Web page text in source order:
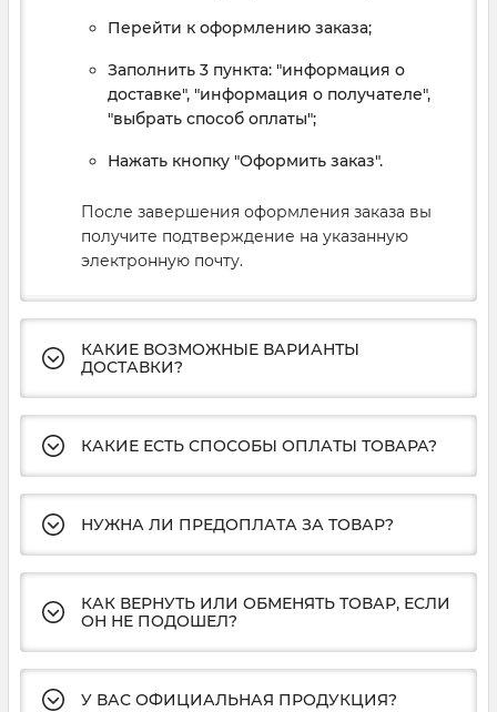
Перейти к оформлению заказа;
Заполнить 3 пункта: "информация о
доставке", "информация о получателе",
"выбрать способ оплаты";
Нажать кнопку "Оформить заказ".
После завершения оформления заказа вы
получите подтверждение на указанную
электронную почту.
КАКИЕ ВОЗМОЖНЫЕ ВАРИАНТЫ
ДОСТАВКИ?
КАКИЕ ЕСТЬ СПОСОБЫ ОПЛАТЫ ТОВАРА?
НУЖНА ЛИ ПРЕДОПЛАТА ЗА ТОВАР?
КАК ВЕРНУТЬ ИЛИ ОБМЕНЯТЬ ТОВАР, ЕСЛИ
ОН НЕ ПОДОШЕЛ?
У ВАС ОФИЦИАЛЬНАЯ ПРОДУКЦИЯ?